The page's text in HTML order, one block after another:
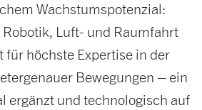
Wachstumspotenzial:
Luft- und Raumfahrt
höchste Expertise in der
Bewegungen – ein
ergänzt und technologisch auf